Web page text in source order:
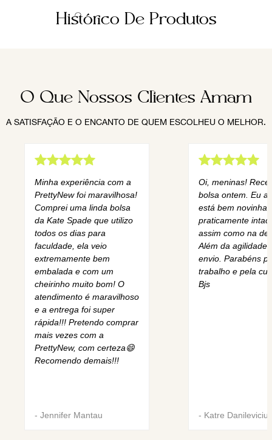
Histórico De Produtos
O Que Nossos Clientes Amam
A SATISFAÇÃO E O ENCANTO DE QUEM ESCOLHEU O MELHOR.
Minha experiência com a
PrettyNew foi maravilhosa!
Comprei uma linda bolsa
da Kate Spade que utilizo
todos os dias para
faculdade, ela veio
extremamente bem
embalada e com um
cheirinho muito bom! O
atendimento é maravilhoso
e a entrega foi super
rápida!!! Pretendo comprar
mais vezes com a
PrettyNew, com certeza😄
Recomendo demais!!!
- Jennifer Mantau
Oi, meninas!
bolsa ontem. Eu
está bem novinha,
praticamente
assim como na
Além da agilidade
envio. Parabéns
trabalho e pela
Bjs
- Katre Danilevicius